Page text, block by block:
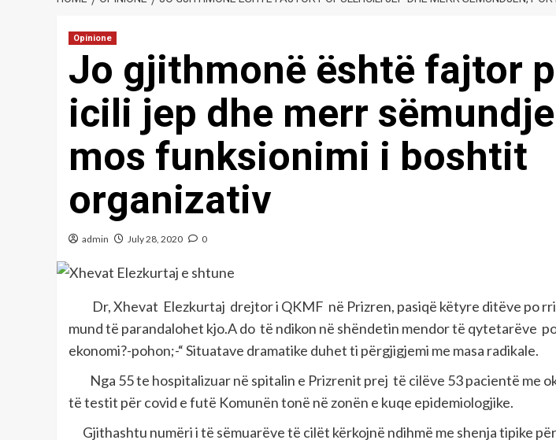
Opinione
Jo gjithmonë është fajtor
icili jep dhe merr
mos funksionimi i boshtit
organizativ
admin July 28, 2020 0
Dr, Xhevat Elezkurtaj drejtor i QKMF në Prizren, pasiqë këtyre ditëve po
mund të parandalohet kjo.A do të ndikon në shëndetin mendor të qytetarëve
ekonomi?-pohon;-“ Situatave dramatike duhet ti përgjigjemi me masa radikale.
Nga 55 te hospitalizuar në spitalin e Prizrenit prej të cilëve 53 pacientë me
të testit për covid e futë Komunën tonë në zonën e kuqe epidemiologjike.
Gjithashtu numëri i të sëmuarëve të cilët kërkojnë ndihmë me shenja tipike